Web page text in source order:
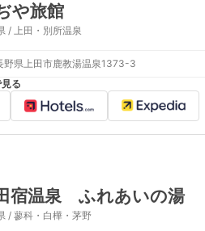
や旅館
/ 上田・別所温泉
野県上田市鹿教湯温泉1373-3
る
宿温泉 ふれあいの湯
/ 蓼科・白樺・茅野